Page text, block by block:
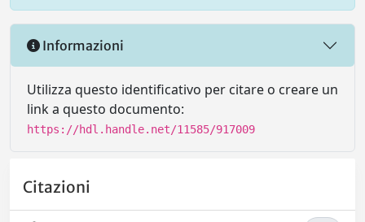
Informazioni
Utilizza questo identificativo per citare o creare un
link a questo documento:
https://hdl.handle.net/11585/917009
Citazioni